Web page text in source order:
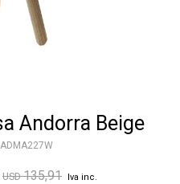
Andorra Beige
USD 135,91